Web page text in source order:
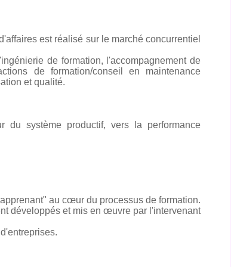
est réalisé sur le marché concurrentiel
de formation, l'accompagnement de
de formation/conseil en maintenance
et qualité.
du système productif, vers la performance
au cœur du processus de formation.
développés et mis en œuvre par l'intervenant